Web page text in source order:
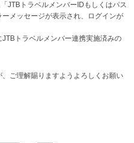
JTBトラベルメンバーIDもしくはパス
メッセージが表示され、ログインが
トラベルメンバー連携実施済みの
ご理解賜りますようよろしくお願い